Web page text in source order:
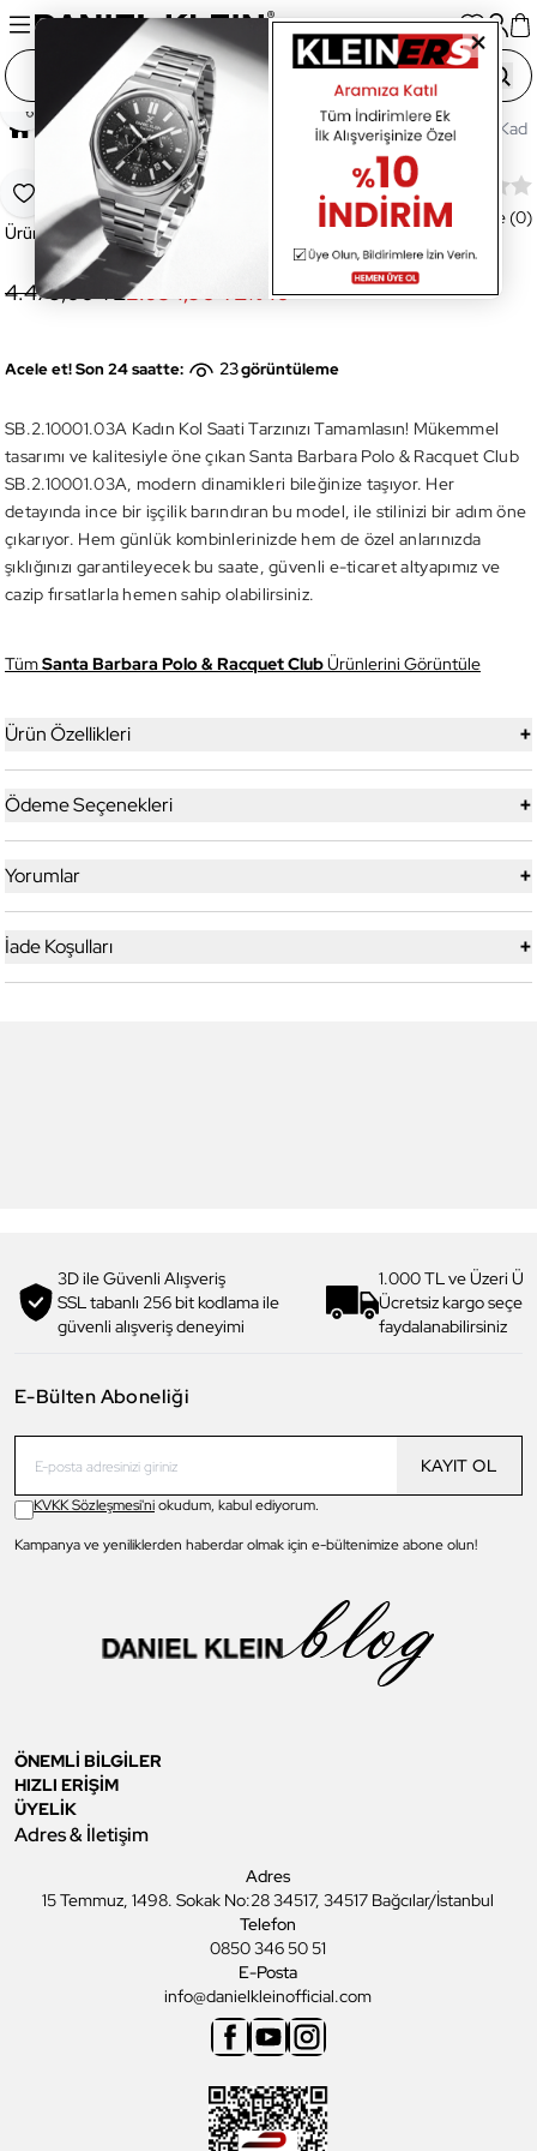
Ana Sayfa Saatler Kadın Saat SB.2.10001.03A
Favoriye Ekle
Paylaş
SB.2.10001.03A Kadın Kol Saati
Ürün Kodu:SB.2.10001.03A
Değerlendirme (0)
4.479,00 TL2.684,90 TL% 40
Acele et! Son 24 saatte: 23görüntüleme
SB.2.10001.03A Kadın Kol Saati Tarzınızı Tamamlasın! Mükemmel
tasarımı ve kalitesiyle öne çıkan Santa Barbara Polo & Racquet Club
SB.2.10001.03A, modern dinamikleri bileğinize taşıyor. Her
detayında ince bir işçilik barındıran bu model, ile stilinizi bir adım öne
çıkarıyor. Hem günlük kombinlerinizde hem de özel anlarınızda
şıklığınızı garantileyecek bu saate, güvenli e-ticaret altyapımız ve
cazip fırsatlarla hemen sahip olabilirsiniz.
TümSanta Barbara Polo & Racquet ClubÜrünlerini Görüntüle
Ürün Özellikleri +
Ödeme Seçenekleri +
Yorumlar +
İade Koşulları +
3D ile Güvenli Alışveriş
SSL tabanlı 256 bit kodlama ile
güvenli alışveriş deneyimi
1.000 TL ve Üzeri
Ücretsiz kargo
faydalanabilirsiniz
E-Bülten Aboneliği
KAYIT OL
KVKK Sözleşmesi'niokudum, kabul ediyorum.
Kampanya ve yeniliklerden haberdar olmak için e-bültenimize abone olun!
ÖNEMLİ BİLGİLER
HIZLI ERİŞİM
ÜYELİK
Adres & İletişim
Adres
15 Temmuz, 1498. Sokak No:28 34517, 34517 Bağcılar/İstanbul
Telefon
0850 346 50 51
E-Posta
info@danielkleinofficial.com
Facebook
YoutubeInstagram